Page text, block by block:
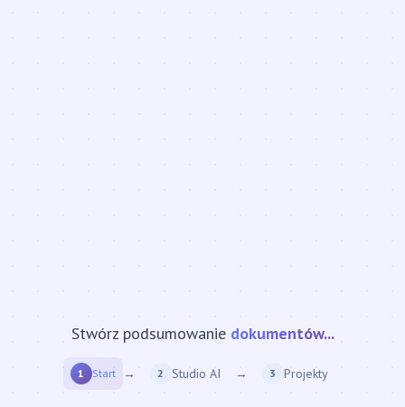
Stwórz podsumowanie strony internetowej...
1 Start → 2 Studio AI → 3 Projekty